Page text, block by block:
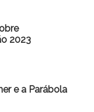
2023
e a Parábola